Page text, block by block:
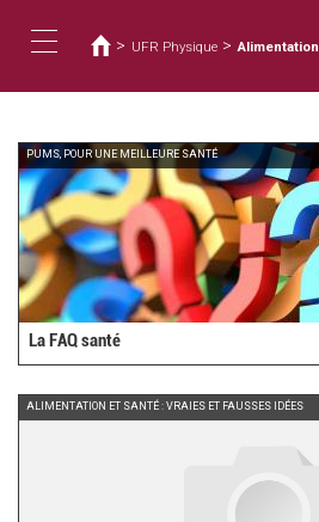
main
navigation
are
here
> UFR Physique > Alimentation
PUMS, POUR UNE MEILLEURE SANTÉ
La FAQ santé
ALIMENTATION ET SANTÉ : VRAIES ET FAUSSES IDÉES